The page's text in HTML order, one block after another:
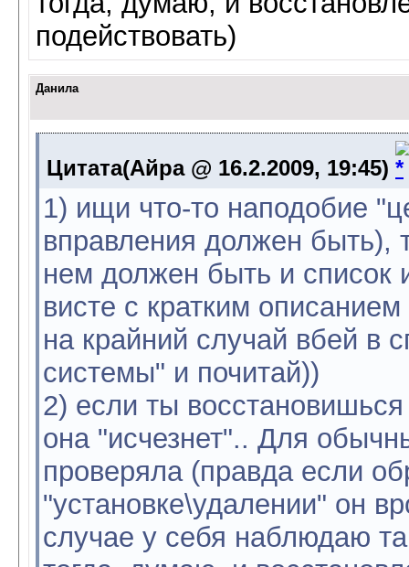
подействовать)
Данила
Цитата(Айра @ 16.2.2009, 19:45)
1) ищи что-то наподобие
вправления должен быть),
нем должен быть и список
висте с кратким
на крайний случай вбей в
системы" и почитай))
2) если ты
она "исчезнет".. Для
проверяла (правда если
"установке\удалении" он
случае у себя наблюдаю